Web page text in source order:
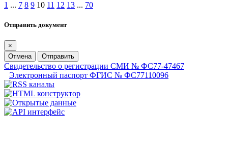
1 ... 7 8 9 10 11 12 13 ... 70
Отправить документ
×
Отмена
Отправить
Свидетельство о регистрации СМИ № ФС77-47467
Электронный паспорт ФГИС № ФС77110096